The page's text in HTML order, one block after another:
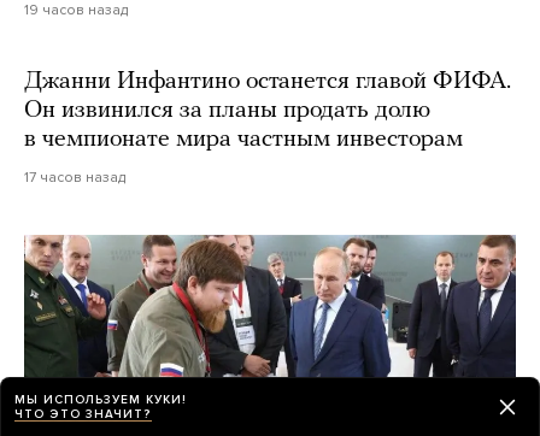
19 часов назад
Джанни Инфантино останется главой ФИФА.
Он извинился за планы продать долю
в чемпионате мира частным инвесторам
17 часов назад
МЫ ИСПОЛЬЗУЕМ КУКИ!
ЧТО ЭТО ЗНАЧИТ?